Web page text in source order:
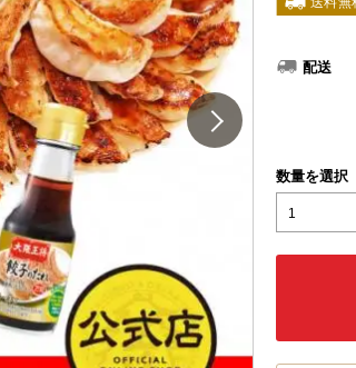
配送
数量を選択
1